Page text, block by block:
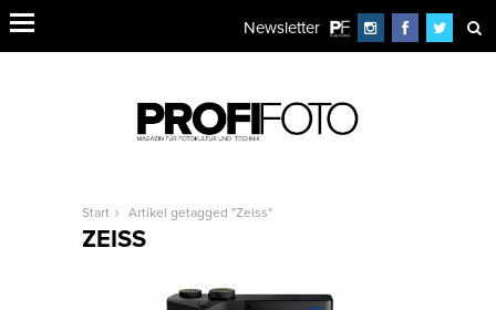
Newsletter
Start Artikel getagged "Zeiss"
ZEISS